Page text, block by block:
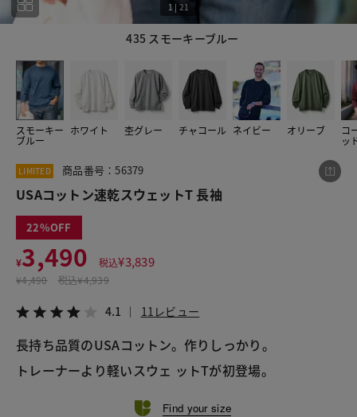
435 スモーキーブルー
1 | 21
スモーキー
ブルー
ホワイト 杢グレー チャコール ネイビー オリーブ コ
ッ
LIMITED 商品番号：56379
USAコットン速乾スウェットT 長袖
22
¥3,490 税込¥3,839
¥4,490 税込¥4,939
4.1 11レビュー
長持ち品質のUSAコットン。作りしっかり。
トレーナーより軽いスウェ ットTが初登場。
Find your size
この商品をシェアする
USAコットン速乾スウェットT 長袖
¥3,490 税込¥3,839
LINE X